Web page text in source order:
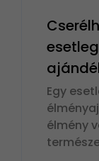
Egy
élmény